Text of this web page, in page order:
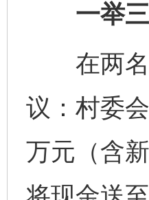
一举三
在两名
议：村委
万元（含